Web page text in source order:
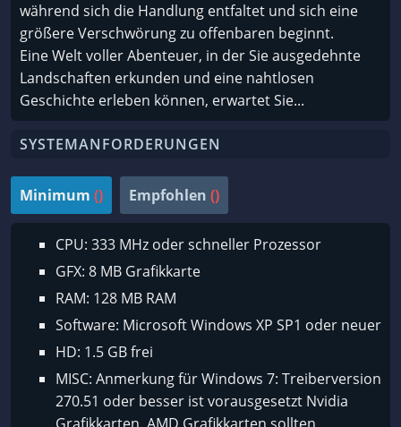
während sich die Handlung entfaltet und sich eine
größere Verschwörung zu offenbaren beginnt.
Eine Welt voller Abenteuer, in der Sie ausgedehnte
Landschaften erkunden und eine nahtlosen
Geschichte erleben können, erwartet Sie...
SYSTEMANFORDERUNGEN
Minimum () Empfohlen ()
CPU: 333 MHz oder schneller Prozessor
GFX: 8 MB Grafikkarte
RAM: 128 MB RAM
Software: Microsoft Windows XP SP1 oder neuer
HD: 1.5 GB frei
MISC: Anmerkung für Windows 7: Treiberversion
270.51 oder besser ist vorausgesetzt Nvidia